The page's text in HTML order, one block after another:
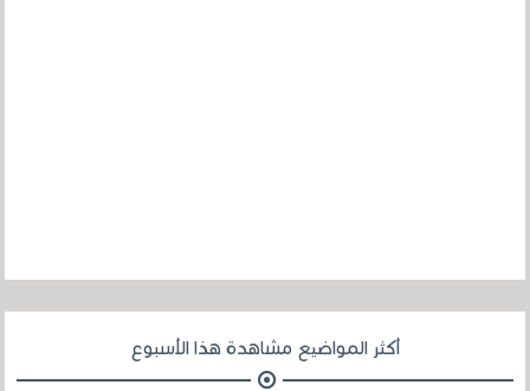
أكثر المواضيع مشاهدة هذا الأسبوع